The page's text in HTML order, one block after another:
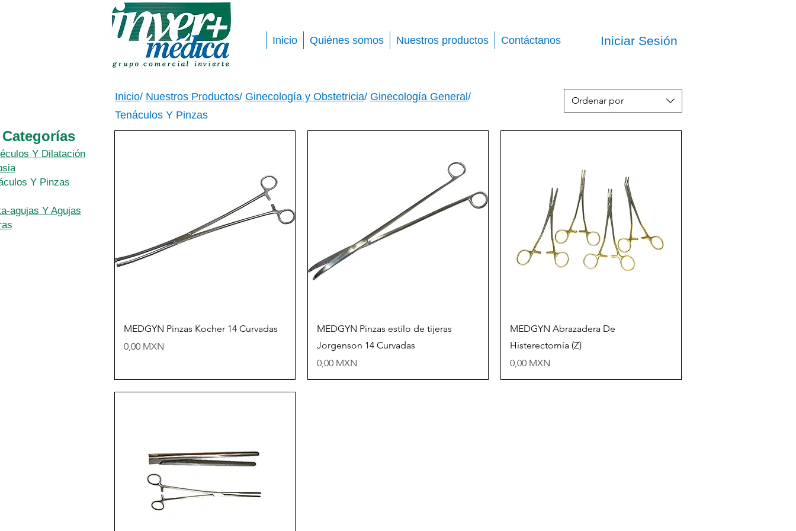
Inicio Quiénes somos Nuestros productos Contáctanos Iniciar Sesión
Categorías
Y Dilatación
Y Pinzas
agujas Y Agujas
Ordenar por
Vista rápida
MEDGYN Pinzas Kocher 14 Curvadas
Precio
0,00 MXN
Vista rápida
MEDGYN Pinzas estilo de tijeras
Jorgenson 14 Curvadas
Precio
0,00 MXN
Vista rápida
MEDGYN Abrazadera De
Histerectomía (Z)
Precio
0,00 MXN
Inicio/ Nuestros Productos/ Ginecología y Obstetricia/ Ginecología General /
Tenáculos Y Pinzas